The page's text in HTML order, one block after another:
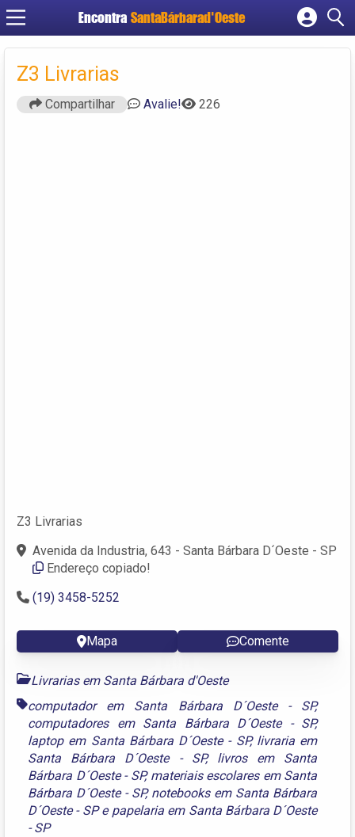
Encontra SantaBárbarad'Oeste
Cadastrar empresa
Z3 Livrarias
Compartilhar Avalie! 226
Z3 Livrarias
Avenida da Industria, 643 - Santa Bárbara D´Oeste - SP
Endereço copiado!
(19) 3458-5252
Mapa Comente
Livrarias em Santa Bárbara d'Oeste
computador em Santa Bárbara D´Oeste - SP,
computadores em Santa Bárbara D´Oeste - SP,
laptop em Santa Bárbara D´Oeste - SP, livraria em
Santa Bárbara D´Oeste - SP, livros em Santa
Bárbara D´Oeste - SP, materiais escolares em Santa
Bárbara D´Oeste - SP, notebooks em Santa Bárbara
D´Oeste - SPe papelaria em Santa Bárbara D´Oeste
- SP